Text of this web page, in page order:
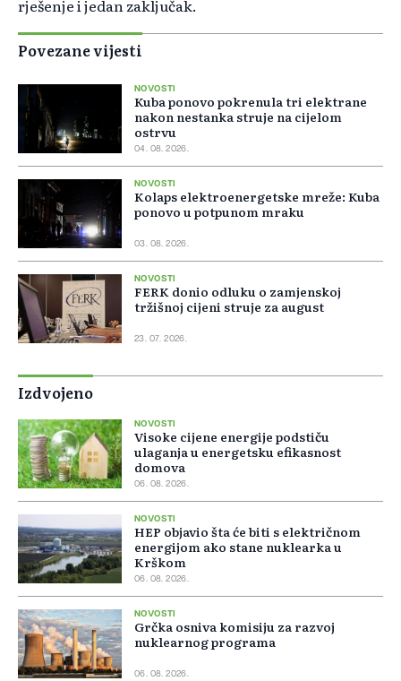
rješenje i jedan zaključak.
Povezane vijesti
NOVOSTI
Kuba ponovo pokrenula tri elektrane
nakon nestanka struje na cijelom
ostrvu
04. 08. 2026.
NOVOSTI
Kolaps elektroenergetske mreže: Kuba
ponovo u potpunom mraku
03. 08. 2026.
NOVOSTI
FERK donio odluku o zamjenskoj
tržišnoj cijeni struje za august
23. 07. 2026.
Izdvojeno
NOVOSTI
Visoke cijene energije podstiču
ulaganja u energetsku efikasnost
domova
06. 08. 2026.
NOVOSTI
HEP objavio šta će biti s električnom
energijom ako stane nuklearka u
Krškom
06. 08. 2026.
NOVOSTI
Grčka osniva komisiju za razvoj
nuklearnog programa
06. 08. 2026.